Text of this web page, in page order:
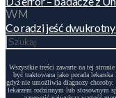
WM
Co radzi jeść dwukrotny
Wszystkie treści zawarte na tej
być traktowana jako porada
gdyż nie umożliwia diagnozy
lekarzem rodzinnym lub stosownym